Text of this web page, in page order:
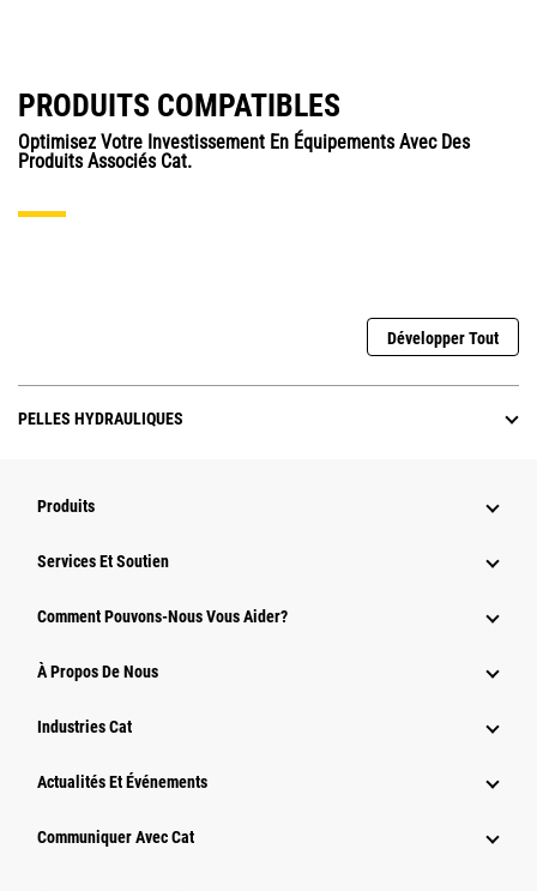
PRODUITS COMPATIBLES
Optimisez Votre Investissement En Équipements Avec Des
Produits Associés Cat.
Développer Tout
PELLES HYDRAULIQUES
Produits
Services Et Soutien
Comment Pouvons-Nous Vous Aider?
À Propos De Nous
Industries Cat
Actualités Et Événements
Communiquer Avec Cat